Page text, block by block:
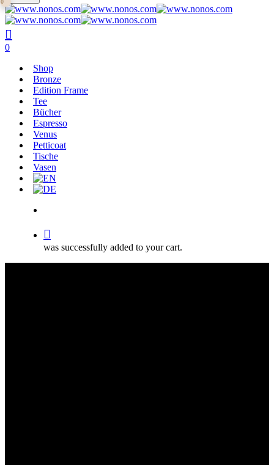
main
content
Close
Search
search
0
Shop
Bronze
Edition Frame
Tee
Bücher
Espresso
Venus
Petticoat
Tische
Vasen
0
was successfully added to your cart.